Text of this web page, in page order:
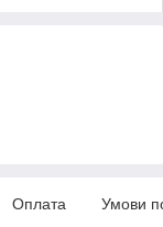
Оплата Умови